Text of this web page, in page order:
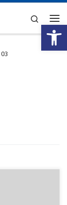
Search
03